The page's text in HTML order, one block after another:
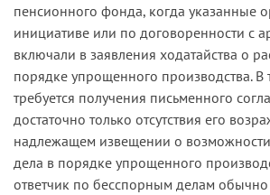
пенсионного фонда, когда указанные
инициативе или по договоренности с
включали в заявления ходатайства о
порядке упрощенного производства. В
требуется получения письменного
достаточно только отсутствия его
надлежащем извещении о
дела в порядке упрощенного
ответчик по бесспорным делам